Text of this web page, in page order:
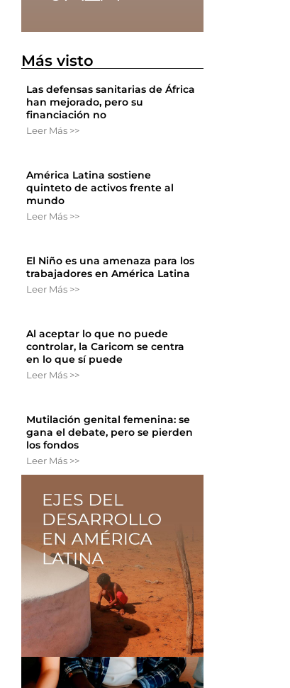
Más visto
Las defensas sanitarias de África
han mejorado, pero su
financiación no
Leer Más >>
América Latina sostiene
quinteto de activos frente al
mundo
Leer Más >>
El Niño es una amenaza para los
trabajadores en América Latina
Leer Más >>
Al aceptar lo que no puede
controlar, la Caricom se centra
en lo que sí puede
Leer Más >>
Mutilación genital femenina: se
gana el debate, pero se pierden
los fondos
Leer Más >>